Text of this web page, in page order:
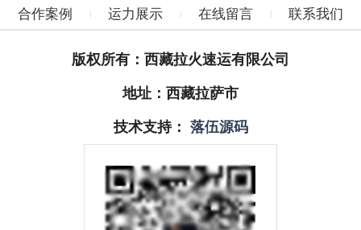
合作案例 运力展示 在线留言 联系我们
版权所有：西藏拉火速运有限公司
地址：西藏拉萨市
技术支持： 落伍源码